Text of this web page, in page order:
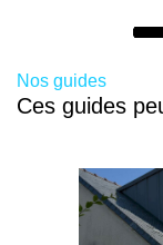
Nos guides
Ces guides